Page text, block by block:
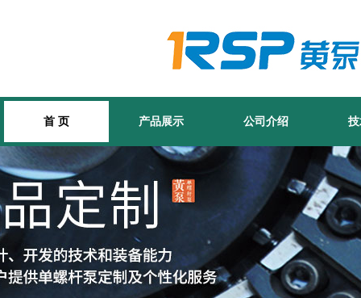
首 页 产品展示 公司介绍